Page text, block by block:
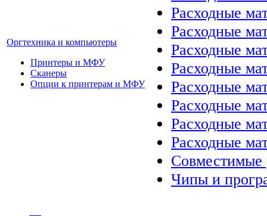
Оргтехника и компьютеры
Принтеры и МФУ
Сканеры
Опции к принтерам и МФУ
Расходные
Расходные
Расходные
Расходные
Расходные
Расходные
Расходные
Расходные
Совместимые
Чипы и